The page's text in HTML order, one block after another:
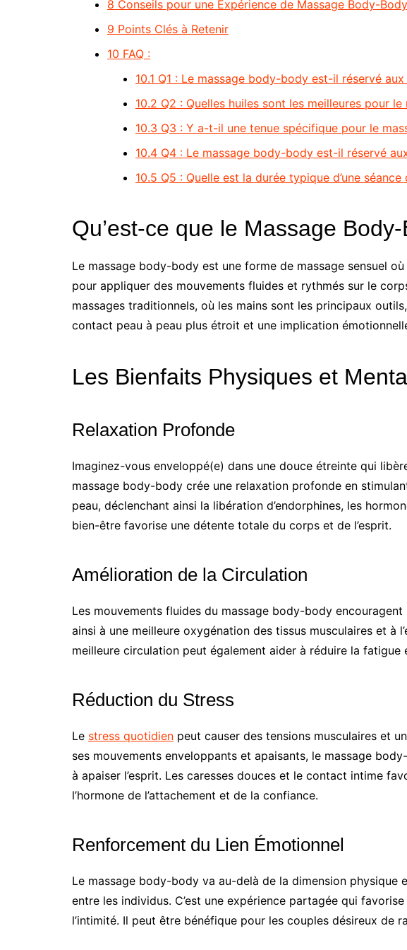
8 Conseils pour une Expérience de Massage Body-
9 Points Clés à Retenir
10 FAQ :
10.1 Q1 : Le massage body-body est-il réservé
10.2 Q2 : Quelles huiles sont les meilleures pour
10.3 Q3 : Y a-t-il une tenue spécifique pour le
10.4 Q4 : Le massage body-body est-il réservé
10.5 Q5 : Quelle est la durée typique d’une
Qu’est-ce que le Massage
Le massage body-body est une forme de massage sensuel
pour appliquer des mouvements fluides et rythmés sur le
massages traditionnels, où les mains sont les principaux
contact peau à peau plus étroit et une implication
Les Bienfaits Physiques et
Relaxation Profonde
Imaginez-vous enveloppé(e) dans une douce étreinte qui
massage body-body crée une relaxation profonde en
peau, déclenchant ainsi la libération d’endorphines, les
bien-être favorise une détente totale du corps et de l’esprit.
Amélioration de la Circulation
Les mouvements fluides du massage body-body
ainsi à une meilleure oxygénation des tissus musculaires et à
meilleure circulation peut également aider à réduire la fatigue
Réduction du Stress
Le stress quotidien peut causer des tensions musculaires et
ses mouvements enveloppants et apaisants, le massage
à apaiser l’esprit. Les caresses douces et le contact intime
l’hormone de l’attachement et de la confiance.
Renforcement du Lien Émotionnel
Le massage body-body va au-delà de la dimension physique
entre les individus. C’est une expérience partagée qui
l’intimité. Il peut être bénéfique pour les couples désireux de